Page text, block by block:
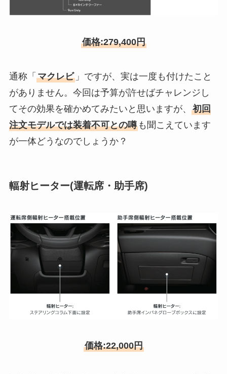
価格:279,400円
通称「 マクレビ」ですが、実は一度も付けたこと
がありません。今回は予算が許せばチャレンジし
てその効果を確かめてみたいと思いますが、 初回
注文モデルでは装着不可との噂も聞こえています
が一体どうなのでしょうか？
輻射ヒーター(運転席・助手席)
価格:22,000円